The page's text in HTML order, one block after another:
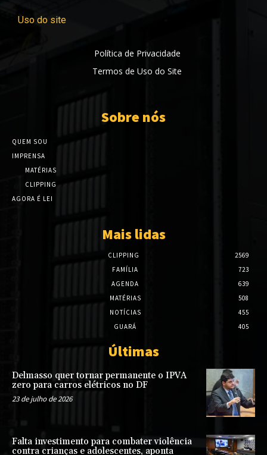
Uso do site
Política de Privacidade
Termos de Uso do Site
Sobre nós
QUEM SOU
IMPRENSA
MATÉRIAS
CLIPPING
AGORA É LEI
Mais lidas
CLIPPING
2569
FAMÍLIA
723
AGENDA
639
MATÉRIAS
508
NOTÍCIAS
455
GUARÁ
405
Últimas
Delmasso quer tornar permanente o IPVA
zero para carros elétricos no DF
23 de julho de 2026
Falta investimento para combater violência
contra crianças e adolescentes, aponta